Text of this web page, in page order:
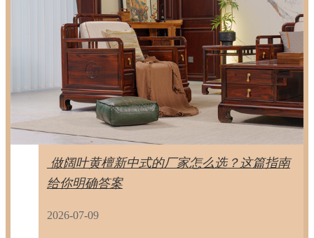
​ 做阔叶黄檀新中式的厂家怎么选？这篇指南
给你明确答案
2026-07-09